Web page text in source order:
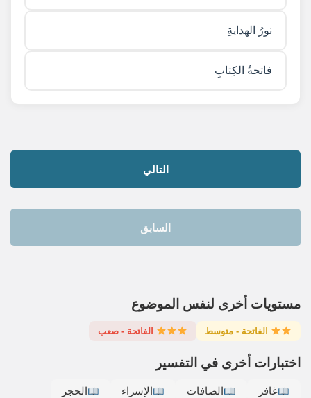
نورُ الهدايةِ
فاتحةُ الكِتابِ
السابق
التالي
مستويات أخرى لنفس الموضوع
الفاتحة - متوسط الفاتحة - صعب
اختبارات أخرى في التفسير
غافر الصافات الإسراء الحجر